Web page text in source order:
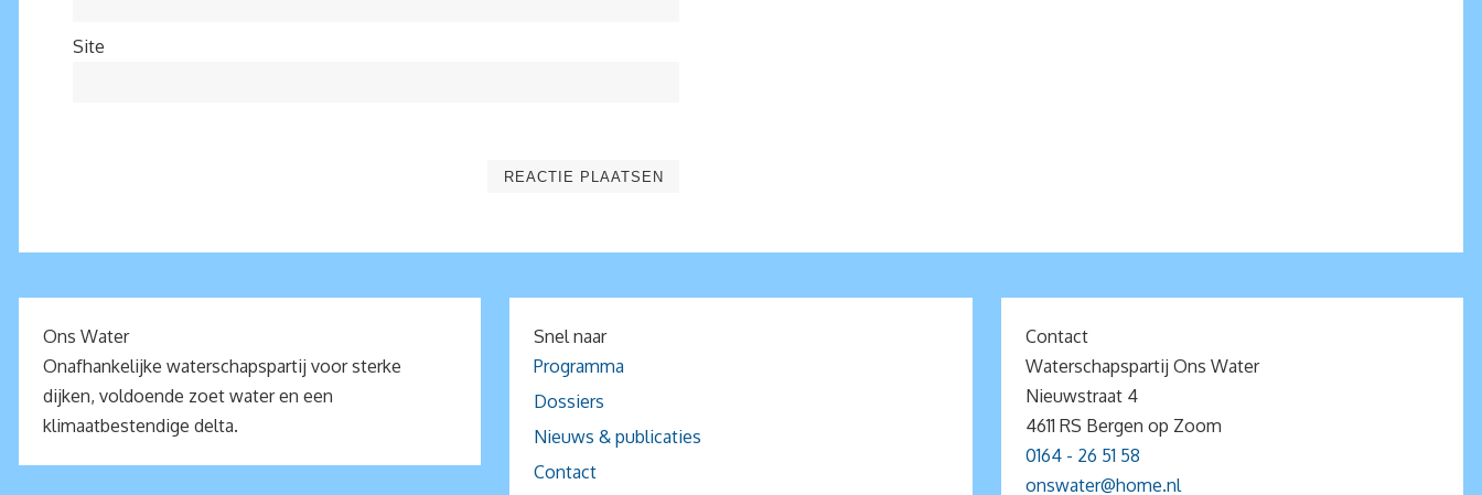
Site
Ons Water
Onafhankelijke waterschapspartij voor sterke
dijken, voldoende zoet water en een
klimaatbestendige delta.
Snel naar
Programma
Dossiers
Nieuws & publicaties
Contact
Contact
Waterschapspartij Ons Water
Nieuwstraat 4
4611 RS Bergen op Zoom
0164 - 26 51 58
onswater@home.nl